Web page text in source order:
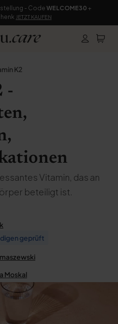
- Code WELCOME30 +
JETZT KAUFEN
K2
-
Vitamin, das an
beteiligt ist.
geprüft
Moskal